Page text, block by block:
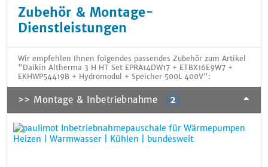
Zubehör & Montage-
Dienstleistungen
Wir empfehlen Ihnen folgendes passendes Zubehör zum Artikel
"Daikin Altherma 3 H HT Set EPRA14DW17 + ETBX16E9W7 +
EKHWP54419B + Hydromodul + Speicher 500L 400V":
>> Montage & Inbetriebnahme 2